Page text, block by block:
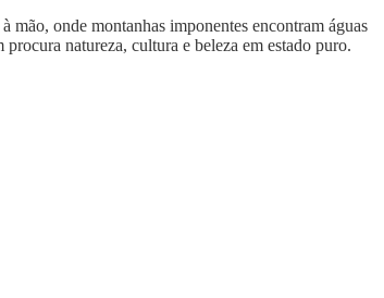
mão, onde montanhas imponentes encontram águas
natureza, cultura e beleza em estado puro.